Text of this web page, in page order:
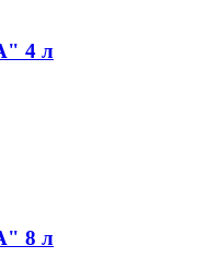
4 л
8 л